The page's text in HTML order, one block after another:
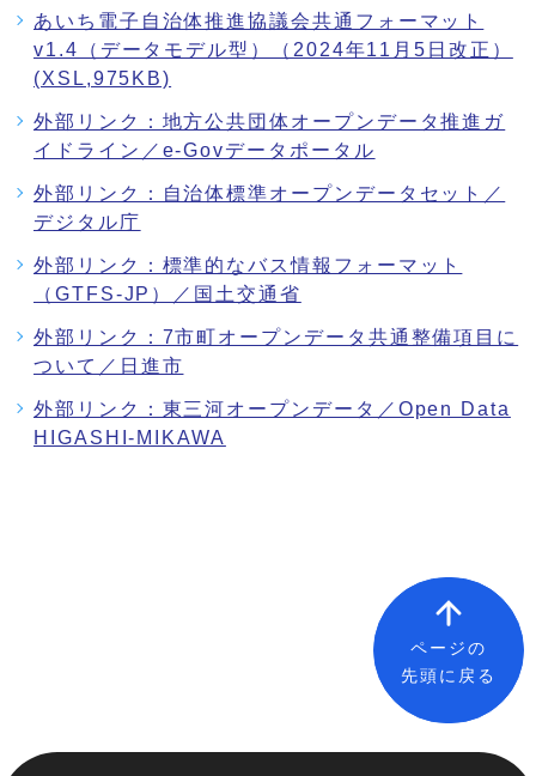
あいち電子自治体推進協議会共通フォーマット
v1.4（データモデル型）（2024年11月5日改正）
(XSL,975KB)
外部リンク：地方公共団体オープンデータ推進ガ
イドライン／e-Govデータポータル
外部リンク：自治体標準オープンデータセット／
デジタル庁
外部リンク：標準的なバス情報フォーマット
（GTFS-JP）／国土交通省
外部リンク：7市町オープンデータ共通整備項目に
ついて／日進市
外部リンク：東三河オープンデータ／Open Data
HIGASHI-MIKAWA
ページの
先頭に戻る